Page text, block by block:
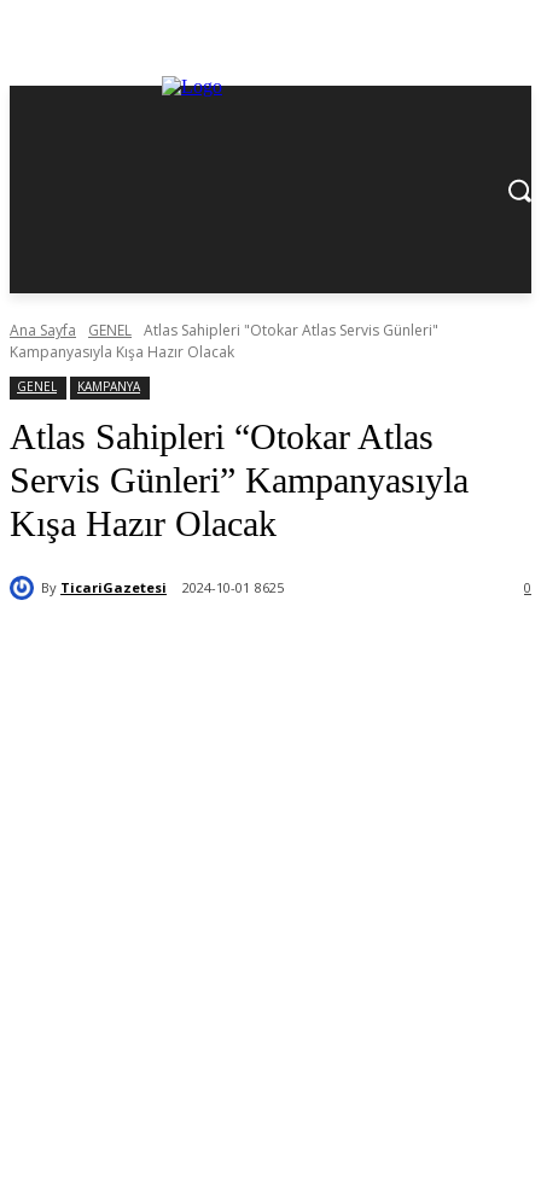
Ana Sayfa GENEL Atlas Sahipleri "Otokar Atlas Servis Günleri"
Kampanyasıyla Kışa Hazır Olacak
GENEL KAMPANYA
Atlas Sahipleri “Otokar Atlas
Servis Günleri” Kampanyasıyla
Kışa Hazır Olacak
By TicariGazetesi 2024-10-01 0
8625